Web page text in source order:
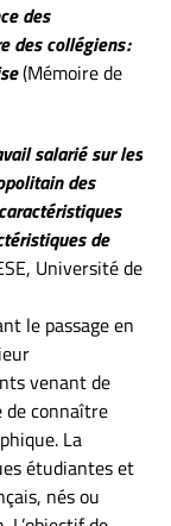
des
des collégiens :
(Mémoire de
salarié sur les
des
de
Université de
le passage en
venant de
de connaître
La
étudiantes et
nés ou